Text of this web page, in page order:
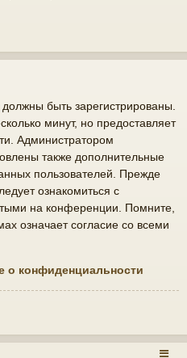
быть зарегистрированы.
минут, но предоставляет
Администратором
также дополнительные
пользователей. Прежде
ознакомиться с
на конференции. Помните,
означает согласие со всеми
о конфиденциальности